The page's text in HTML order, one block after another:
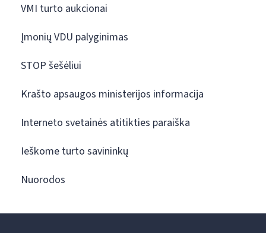
VMI turto aukcionai
Įmonių VDU palyginimas
STOP šešėliui
Krašto apsaugos ministerijos informacija
Interneto svetainės atitikties paraiška
Ieškome turto savininkų
Nuorodos